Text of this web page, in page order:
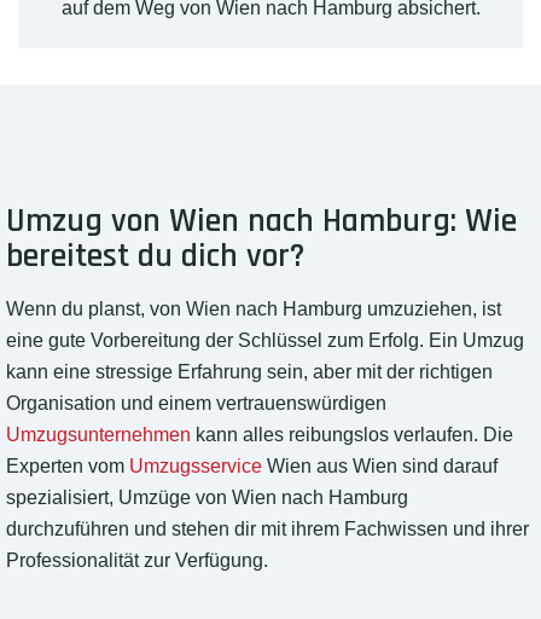
auf dem Weg von Wien nach Hamburg absichert.
Umzug von Wien nach Hamburg: Wie
bereitest du dich vor?
Wenn du planst, von Wien nach Hamburg umzuziehen, ist
eine gute Vorbereitung der Schlüssel zum Erfolg. Ein Umzug
kann eine stressige Erfahrung sein, aber mit der richtigen
Organisation und einem vertrauenswürdigen
Umzugsunternehmen kann alles reibungslos verlaufen. Die
Experten vom Umzugsservice Wien aus Wien sind darauf
spezialisiert, Umzüge von Wien nach Hamburg
durchzuführen und stehen dir mit ihrem Fachwissen und ihrer
Professionalität zur Verfügung.